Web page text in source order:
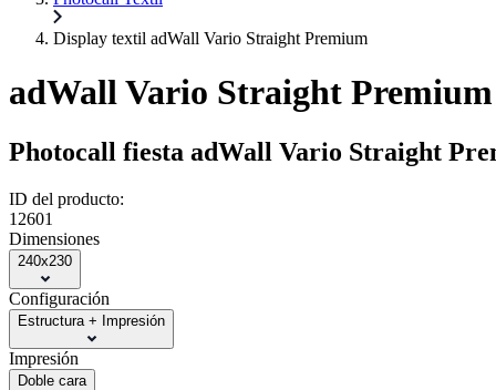
Display textil adWall Vario Straight Premium
adWall Vario Straight Premium
Photocall fiesta adWall Vario Straight
ID del producto:
12601
Dimensiones
240x230
Configuración
Estructura + Impresión
Impresión
Doble cara